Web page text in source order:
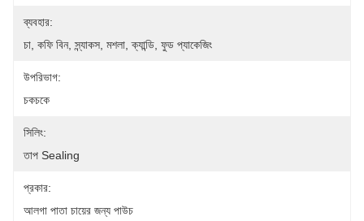
ব্যবহার:
চা, কফি বিন, স্ন্যাকস, মশলা, ক্যান্ডি, ফুড প্যাকেজিং
উপরিভাগ:
চকচকে
সিলিং:
তাপ Sealing
প্রকার:
আলগা পাতা চায়ের জন্য পাউচ